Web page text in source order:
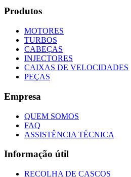
Produtos
MOTORES
TURBOS
CABEÇAS
INJECTORES
CAIXAS DE VELOCIDADES
PEÇAS
Empresa
QUEM SOMOS
FAQ
ASSISTÊNCIA TÉCNICA
Informação útil
RECOLHA DE CASCOS